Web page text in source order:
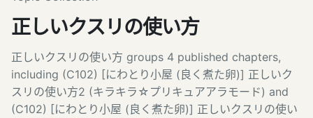
正しいクスリの使い方
正しいクスリの使い方 groups 4 published chapters,
including (C102) [にわとり小屋 (良く煮た卵)] 正しいク
スリの使い方2 (キラキラ☆プリキュアアラモード) and
(C102) [にわとり小屋 (良く煮た卵)] 正しいクスリの使い